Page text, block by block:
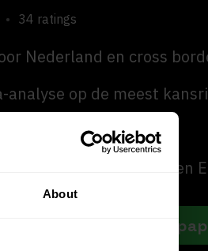
About
• 34 ratings
Nederland en cross
analyse op de meest
marktprijzen en